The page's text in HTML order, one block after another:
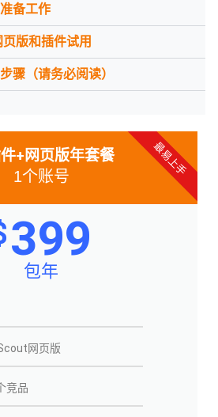
备工作
版和插件试用
骤（请务必阅读）
+网页版年套餐
1个账号
399
包年
网页版
竞品
最易上手